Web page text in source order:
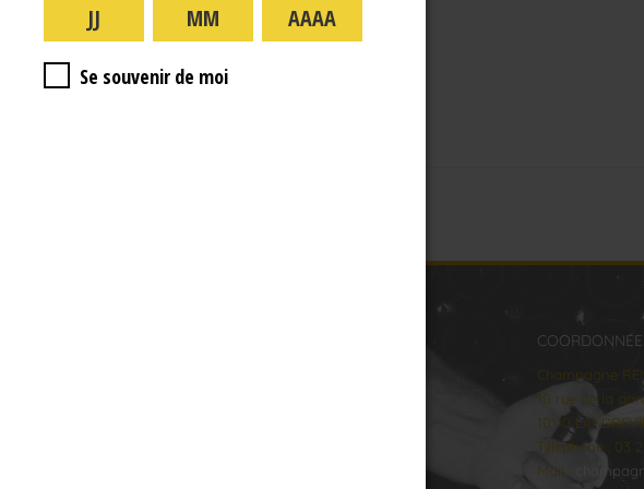
Champagne
10 rue de la
10110
Téléphone : 03
Mail :
Se souvenir de moi